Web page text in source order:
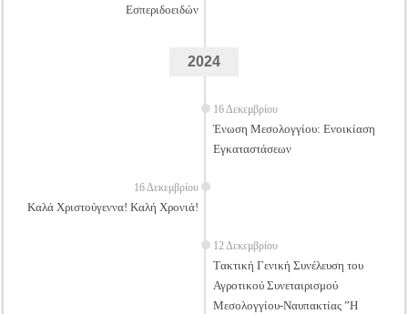
Εσπεριδοειδών
2024
16 Δεκεμβρίου
Ένωση Μεσολογγίου: Ενοικίαση
Εγκαταστάσεων
16 Δεκεμβρίου
Καλά Χριστούγεννα! Καλή Χρονιά!
12 Δεκεμβρίου
Tακτική Γενική Συνέλευση του
Αγροτικού Συνεταιρισμού
Μεσολογγίου-Ναυπακτίας ”Η